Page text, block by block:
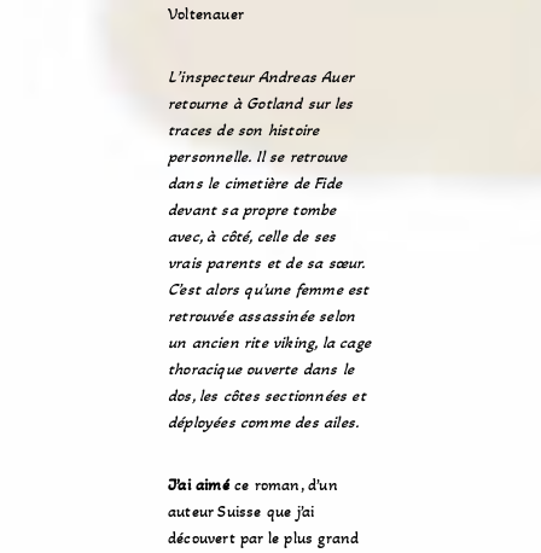
Voltenauer
L’inspecteur Andreas Auer
retourne à Gotland sur les
traces de son histoire
personnelle. Il se retrouve
dans le cimetière de Fide
devant sa propre tombe
avec, à côté, celle de ses
vrais parents et de sa sœur.
C’est alors qu’une femme est
retrouvée assassinée selon
un ancien rite viking, la cage
thoracique ouverte dans le
dos, les côtes sectionnées et
déployées comme des ailes.
J’ai aiméce roman, d’un
auteur Suisse que j’ai
découvert par le plus grand